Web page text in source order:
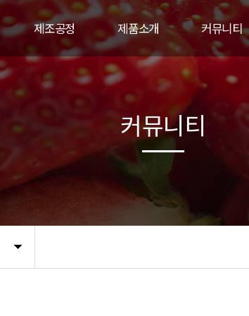
제조공정
공정도
제품소개
컵과일
대용량 컵과일
세척사과
커뮤니티
공지사항
고객문의(CS)
갤러리
커뮤니티